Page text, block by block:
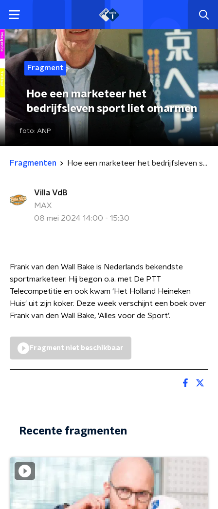
Fragment
Hoe een marketeer het
bedrijfsleven sport liet omarmen
foto: ANP
Fragmenten Hoe een marketeer het bedrijfsleven sport liet omarmen
Villa VdB
MAX
08 mei 2024 14:00 - 15:30
Frank van den Wall Bake is Nederlands bekendste
sportmarketeer. Hij begon o.a. met De PTT
Telecompetitie en ook kwam ‘Het Holland Heineken
Huis' uit zijn koker. Deze week verschijnt een boek over
Frank van den Wall Bake, ‘Alles voor de Sport’.
Fragment niet beschikbaar
Recente fragmenten